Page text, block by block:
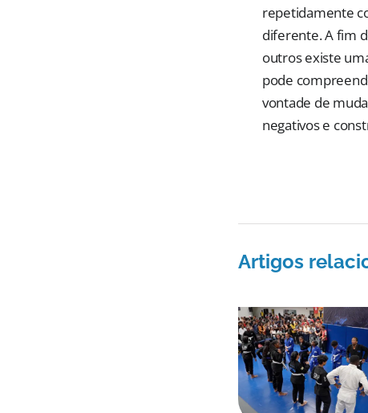
repetidamente
diferente. A fim
outros existe
pode
vontade de
negativos e
Artigos